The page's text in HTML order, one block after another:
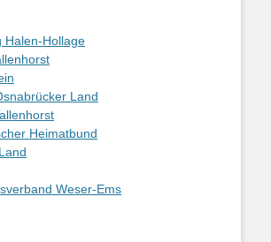
Halen-Hollage
Land
Heimatbund
Weser-Ems